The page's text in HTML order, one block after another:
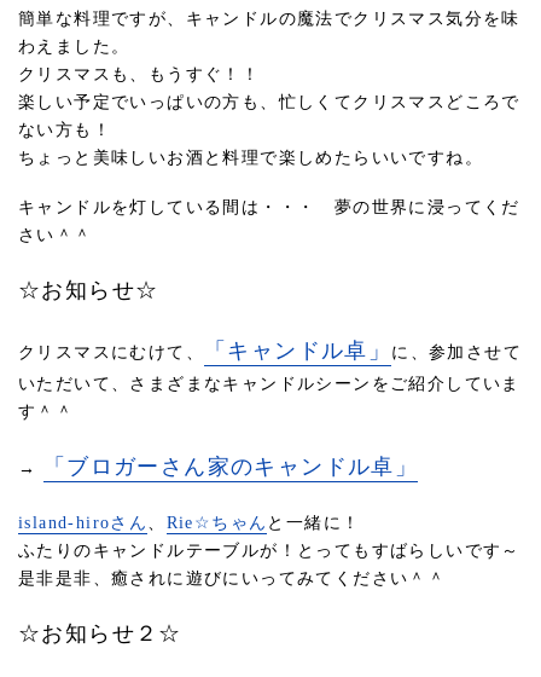
簡単な料理ですが、キャンドルの魔法でクリスマス気分を味
わえました。
クリスマスも、もうすぐ！！
楽しい予定でいっぱいの方も、忙しくてクリスマスどころで
ない方も！
ちょっと美味しいお酒と料理で楽しめたらいいですね。
キャンドルを灯している間は・・・ 夢の世界に浸ってくだ
さい＾＾
☆お知らせ☆
クリスマスにむけて、 「キャンドル卓」
に、参加させて
いただいて、さまざまなキャンドルシーンをご紹介していま
す＾＾
→ 「ブロガーさん家のキャンドル卓」
island-hiroさん Rie☆ちゃん と一緒に！
ふたりのキャンドルテーブルが！とってもすばらしいです～
是非是非、癒されに遊びにいってみてください＾＾
☆お知らせ２☆